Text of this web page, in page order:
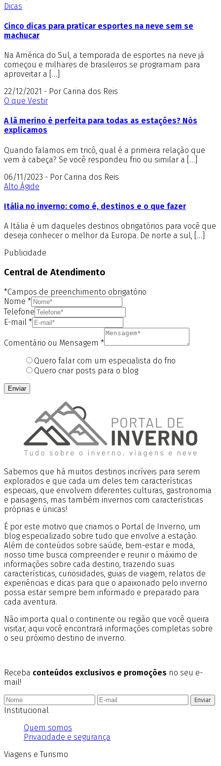
Dicas
Cinco dicas para praticar esportes na neve sem se
machucar
Na América do Sul, a temporada de esportes na neve já
começou e milhares de brasileiros se programam para
aproveitar a […]
22/12/2021 - Por Carina dos Reis
O que Vestir
A lã merino é perfeita para todas as estações? Nós
explicamos
Quando falamos em tricô, qual é a primeira relação que
vem à cabeça? Se você respondeu frio ou similar a […]
06/11/2023 - Por Carina dos Reis
Alto Ágide
Itália no inverno: como é, destinos e o que fazer
A Itália é um daqueles destinos obrigatórios para você que
deseja conhecer o melhor da Europa. De norte a sul, […]
Publicidade
Central de Atendimento
*Campos de preenchimento obrigatório
Nome *
Telefone
E-mail *
Comentário ou Mensagem *
Quero falar com um especialista do frio
Quero criar posts para o blog
Enviar
Sabemos que há muitos destinos incríveis para serem
explorados e que cada um deles tem características
especiais, que envolvem diferentes culturas, gastronomia
e paisagens, mas também invernos com características
próprias e únicas!
É por este motivo que criamos o Portal de Inverno, um
blog especializado sobre tudo que envolve a estação.
Além de conteúdos sobre saúde, bem-estar e moda,
nosso time busca compreender e reunir o máximo de
informações sobre cada destino, trazendo suas
características, curiosidades, guias de viagem, relatos de
experiências e dicas para que o apaixonado pelo inverno
possa estar sempre bem informado e preparado para
cada aventura.
Não importa qual o continente ou região que você queira
visitar, aqui você encontrará informações completas sobre
o seu próximo destino de inverno.
Receba conteúdos exclusivos e promoções no seu e-
mail!
Enviar
Institucional
Quem somos
Privacidade e segurança
Viagens e Turismo